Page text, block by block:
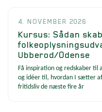
4. NOVEMBER 2026
Kursus: Sådan
Ubberod/Odense
Få inspiration og redskaber til
og idéer til, hvordan I sætter
fritidsliv de næste fire år